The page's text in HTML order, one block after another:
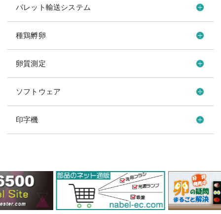
パレット輸送システム
種鶏孵卵
卵質測定
ソフトウェア
印字機